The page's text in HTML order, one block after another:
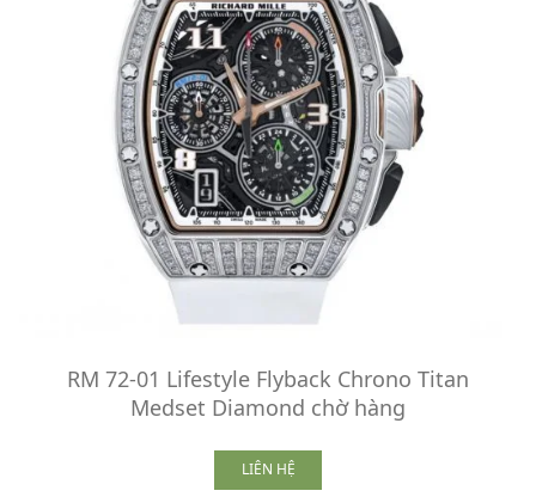
RM 72-01 Lifestyle Flyback Chrono Titan
Medset Diamond chờ hàng
LIÊN HỆ